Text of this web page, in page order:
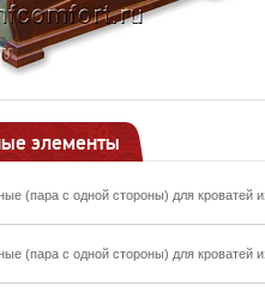
элементы
(пара с одной стороны) для кроватей
(пара с одной стороны) для кроватей